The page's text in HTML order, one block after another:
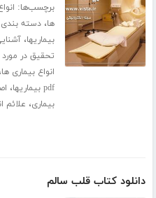
برچسب‌ها:
ها،دسته بندی
بیماریها،
تحقیق در مورد
انواع بیماری ها
pdf بیماریها ،
بیماری، علائم
دانلود کتاب قلب سالم